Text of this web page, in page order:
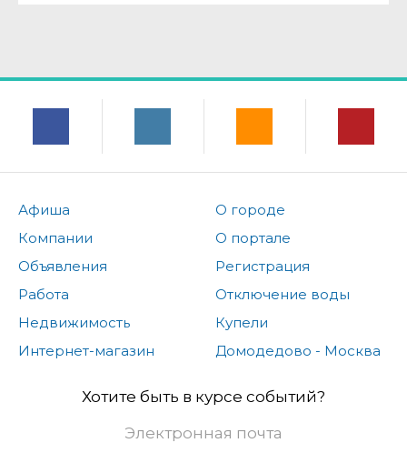
Афиша
Компании
Объявления
Работа
Недвижимость
Интернет-магазин
О городе
О портале
Регистрация
Отключение воды
Купели
Домодедово - Москва
Хотите быть в курсе событий?